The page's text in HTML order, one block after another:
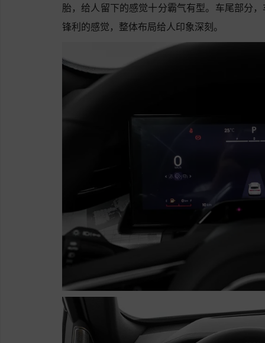
胎，给人留下的感觉十分霸气有型。车尾部分
锋利的感觉，整体布局给人印象深刻。